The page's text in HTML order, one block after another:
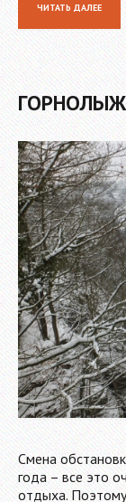
ЧИТАТЬ ДАЛЕЕ
Смена
года – все это
отдыха.